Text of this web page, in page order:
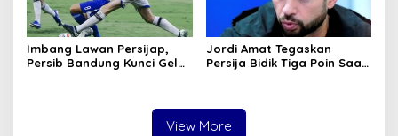
Imbang Lawan Persijap,
Persib Bandung Kunci Gelar
Jordi Amat Tegaskan
Persija Bidik Tiga Poin Saat
View More